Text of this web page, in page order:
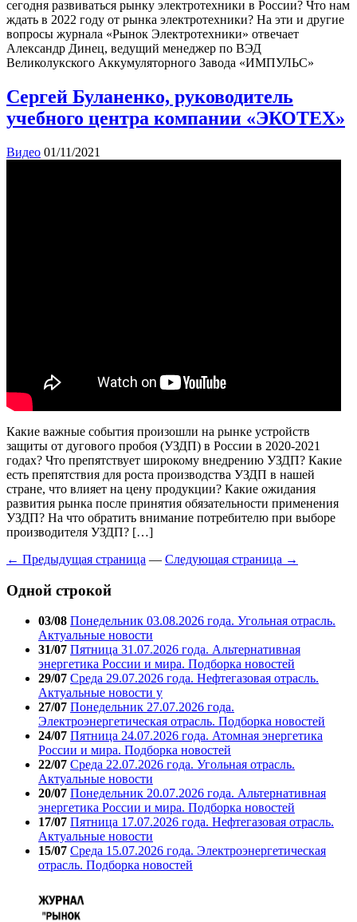
сегодня развиваться рынку электротехники в России? Что нам
ждать в 2022 году от рынка электротехники? На эти и другие
вопросы журнала «Рынок Электротехники» отвечает
Александр Динец, ведущий менеджер по ВЭД
Великолукского Аккумуляторного Завода «ИМПУЛЬС»
Сергей Буланенко, руководитель
учебного центра компании «ЭКОТЕХ»
Видео 01/11/2021
Какие важные события произошли на рынке устройств
защиты от дугового пробоя (УЗДП) в России в 2020-2021
годах? Что препятствует широкому внедрению УЗДП? Какие
есть препятствия для роста производства УЗДП в нашей
стране, что влияет на цену продукции? Какие ожидания
развития рынка после принятия обязательности применения
УЗДП? На что обратить внимание потребителю при выборе
производителя УЗДП? […]
← Предыдущая страница — Следующая страница →
Одной строкой
03/08 Понедельник 03.08.2026 года. Угольная отрасль.
Актуальные новости
31/07 Пятница 31.07.2026 года. Альтернативная
энергетика России и мира. Подборка новостей
29/07 Среда 29.07.2026 года. Нефтегазовая отрасль.
Актуальные новости у
27/07 Понедельник 27.07.2026 года.
Электроэнергетическая отрасль. Подборка новостей
24/07 Пятница 24.07.2026 года. Атомная энергетика
России и мира. Подборка новостей
22/07 Среда 22.07.2026 года. Угольная отрасль.
Актуальные новости
20/07 Понедельник 20.07.2026 года. Альтернативная
энергетика России и мира. Подборка новостей
17/07 Пятница 17.07.2026 года. Нефтегазовая отрасль.
Актуальные новости
15/07 Среда 15.07.2026 года. Электроэнергетическая
отрасль. Подборка новостей